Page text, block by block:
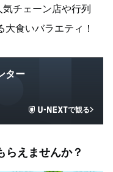
チェーン店や行列
食いバラエティ！
ター
で観る
らえませんか？